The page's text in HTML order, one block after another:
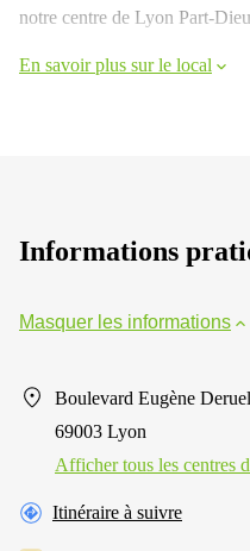
notre centre de Lyon Part-
En savoir plus sur le local
Informations
Masquer les informations
Boulevard Eugène
69003 Lyon
Afficher tous les centres
Itinéraire à suivre